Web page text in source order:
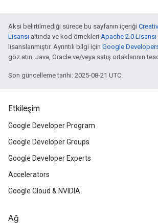
Aksi belirtilmediği sürece bu sayfanın içeriği
Lisansı altında ve kod örnekleri Apache 2.0 Lisansı
lisanslanmıştır. Ayrıntılı bilgi için Google
göz atın. Java, Oracle ve/veya satış ortaklarının
Son güncelleme tarihi: 2025-08-21 UTC.
Etkileşim
Google Developer Program
Google Developer Groups
Google Developer Experts
Accelerators
Google Cloud & NVIDIA
Ağ